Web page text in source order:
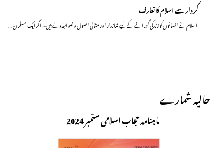
کردار سے اسلام کا تعارف
اسلام نے انسانوں کو زندگی گزرانے کے لیے شاندار اور مثالی اصول و ضوابط دئے ہیں۔ اگر ایک مسلمان…
حالیہ شمارے
ماہنامہ حجاب اسلامی ستمبر 2024